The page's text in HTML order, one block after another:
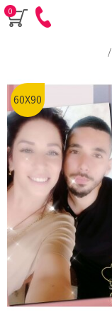
0
/
60X90